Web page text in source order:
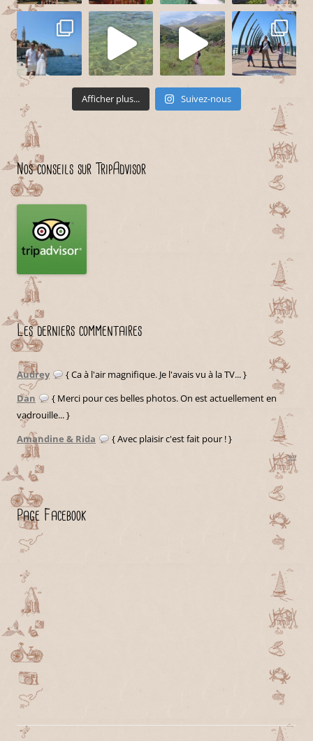
Afficher plus... Suivez-nous
Nos conseils sur TripAdvisor
Les derniers commentaires
Audrey
{ Ca à l'air magnifique. Je l'avais vu à la TV... }
Dan
{ Merci pour ces belles photos. On est actuellement en
vadrouille... }
Amandine & Rida
{ Avec plaisir c'est fait pour ! }
»»
Page Facebook